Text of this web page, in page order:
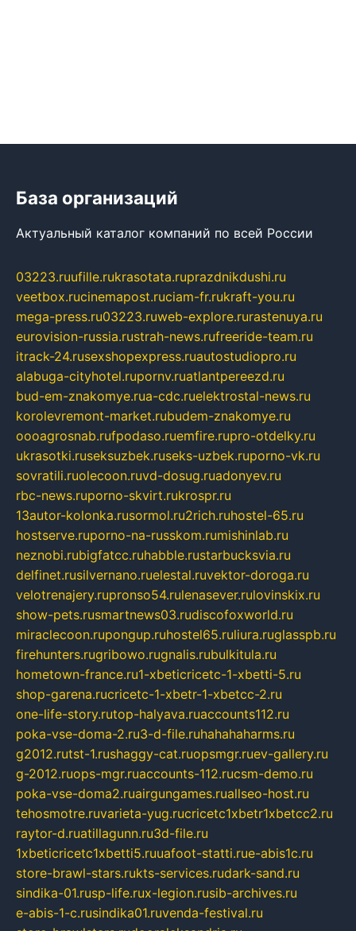
База организаций
Актуальный каталог компаний по всей России
03223.ruufille.rukrasotata.ruprazdnikdushi.ru
veetbox.rucinemapost.ruciam-fr.rukraft-you.ru
mega-press.ru03223.ruweb-explore.rurastenuya.ru
eurovision-russia.rustrah-news.rufreeride-team.ru
itrack-24.rusexshopexpress.ruautostudiopro.ru
alabuga-cityhotel.rupornv.ruatlantpereezd.ru
bud-em-znakomye.rua-cdc.ruelektrostal-news.ru
korolevremont-market.rubudem-znakomye.ru
oooagrosnab.rufpodaso.ruemfire.rupro-otdelky.ru
ukrasotki.ruseksuzbek.ruseks-uzbek.ruporno-vk.ru
sovratili.ruolecoon.ruvd-dosug.ruadonyev.ru
rbc-news.ruporno-skvirt.rukrospr.ru
13autor-kolonka.rusormol.ru2rich.ruhostel-65.ru
hostserve.ruporno-na-russkom.rumishinlab.ru
neznobi.rubigfatcc.ruhabble.rustarbucksvia.ru
delfinet.rusilvernano.ruelestal.ruvektor-doroga.ru
velotrenajery.rupronso54.rulenasever.rulovinskix.ru
show-pets.rusmartnews03.rudiscofoxworld.ru
miraclecoon.rupongup.ruhostel65.ruliura.ruglasspb.ru
firehunters.rugribowo.rugnalis.rubulkitula.ru
hometown-france.ru1-xbeticricetc-1-xbetti-5.ru
shop-garena.rucricetc-1-xbetr-1-xbetcc-2.ru
one-life-story.rutop-halyava.ruaccounts112.ru
poka-vse-doma-2.ru3-d-file.ruhahahaharms.ru
g2012.rutst-1.rushaggy-cat.ruopsmgr.ruev-gallery.ru
g-2012.ruops-mgr.ruaccounts-112.rucsm-demo.ru
poka-vse-doma2.ruairgungames.ruallseo-host.ru
tehosmotre.ruvarieta-yug.rucricetc1xbetr1xbetcc2.ru
raytor-d.ruatillagunn.ru3d-file.ru
1xbeticricetc1xbetti5.ruuafoot-statti.rue-abis1c.ru
store-brawl-stars.rukts-services.rudark-sand.ru
sindika-01.rusp-life.rux-legion.rusib-archives.ru
e-abis-1-c.rusindika01.ruvenda-festival.ru